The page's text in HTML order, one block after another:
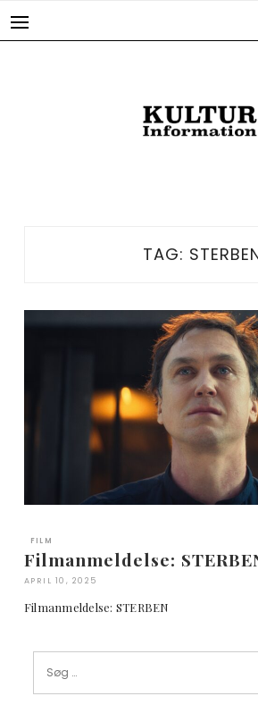
TAG:
FILM
Filmanmeldelse:
APRIL 10, 2025
Filmanmeldelse: